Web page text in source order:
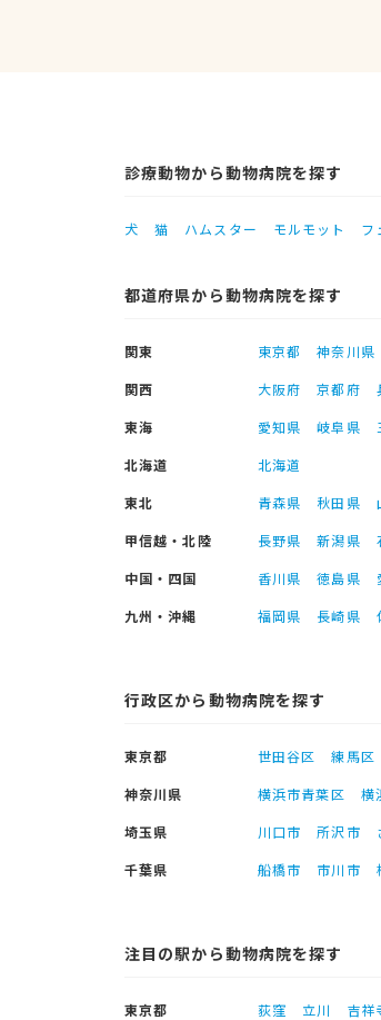
診療動物から動物病院を探す
犬 猫 ハムスター モルモット フ
都道府県から動物病院を探す
関東 東京都 神奈川県
関西
大阪府 京都府
東海
愛知県 岐阜県
北海道
北海道
東北
青森県 秋田県
甲信越・北陸
長野県 新潟県
中国・四国
香川県 徳島県
九州・沖縄
福岡県 長崎県
行政区から動物病院を探す
東京都 世田谷区 練馬区
神奈川県
横浜市青葉区 横
埼玉県
川口市 所沢市
千葉県
船橋市 市川市
注目の駅から動物病院を探す
東京都 荻窪 立川 吉祥